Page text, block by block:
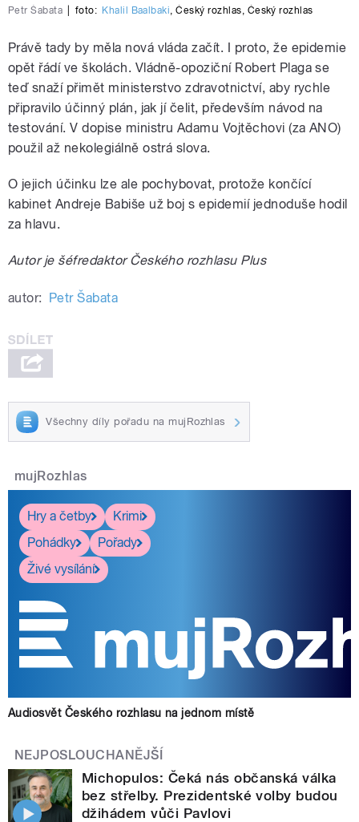
Petr Šabata foto: Khalil Baalbaki,Český rozhlas, Český rozhlas
Právě tady by měla nová vláda začít. I proto, že epidemie
opět řádí ve školách. Vládně-opoziční Robert Plaga se
teď snaží přimět ministerstvo zdravotnictví, aby rychle
připravilo účinný plán, jak jí čelit, především návod na
testování. V dopise ministru Adamu Vojtěchovi (za ANO)
použil až nekolegiálně ostrá slova.
O jejich účinku lze ale pochybovat, protože končící
kabinet Andreje Babiše už boj s epidemií jednoduše hodil
za hlavu.
Autor je šéfredaktor Českého rozhlasu Plus
autor: Petr Šabata
Všechny díly pořadu na mujRozhlas
mujRozhlas
Hry a četby
Krimi
Pohádky
Pořady
Živé vysílání
Audiosvět Českého rozhlasu na jednom místě
NEJPOSLOUCHANĚJŠÍ
Michopulos: Čeká nás občanská válka
bez střelby. Prezidentské volby budou
džihádem vůči Pavlovi